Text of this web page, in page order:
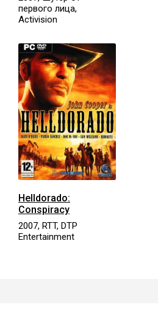
первого лица,
Activision
Helldorado:
Conspiracy
2007, RTT, DTP
Entertainment